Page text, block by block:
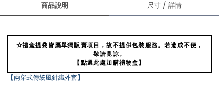
商品說明 尺寸 / 詳情
☆禮盒提袋皆屬單獨販賣項目，故不提供包裝服務。若造成不便，
敬請見諒。
【點選此處加購禮物盒】
【兩穿式傳統風針織外套】